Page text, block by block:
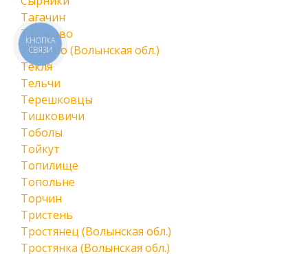
Тагачин
Тарасово
Теклино (Волынская обл.)
Текля
Тельчи
Терешковцы
Тишковичи
Тоболы
Тойкут
Топилище
Топольне
Торчин
Тристень
Тростянец (Волынская обл.)
Тростянка (Волынская обл.)
КНОПКА
СВЯЗИ